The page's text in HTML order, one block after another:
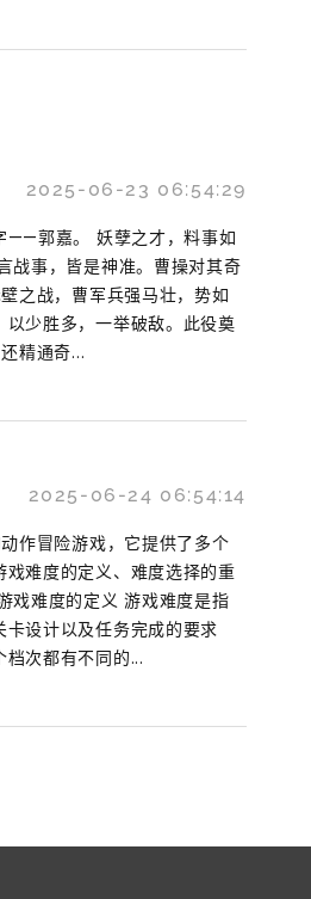
2025-06-23 06:54:29
——郭嘉。 妖孽之才，料事如
战事，皆是神准。曹操对其奇
之战，曹军兵强马壮，势如
少胜多，一举破敌。此役奠
精通奇...
2025-06-24 06:54:14
作冒险游戏，它提供了多个
难度的定义、难度选择的重
戏难度的定义 游戏难度是指
设计以及任务完成的要求
次都有不同的...